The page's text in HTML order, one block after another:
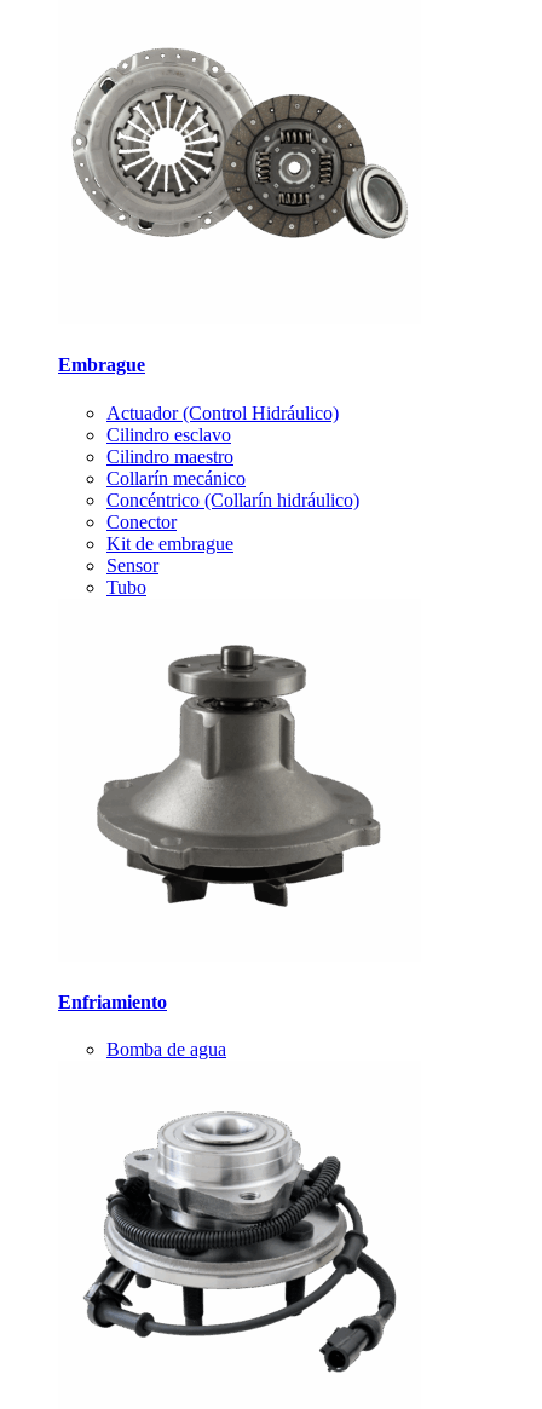
Embrague
Actuador (Control Hidráulico)
Cilindro esclavo
Cilindro maestro
Collarín mecánico
Concéntrico (Collarín hidráulico)
Conector
Kit de embrague
Sensor
Tubo
Enfriamiento
Bomba de agua